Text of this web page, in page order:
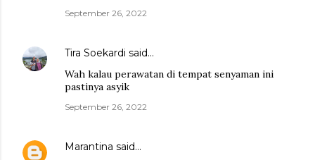
September 26, 2022
Tira Soekardi said…
Wah kalau perawatan di tempat senyaman ini
pastinya asyik
September 26, 2022
Marantina said…